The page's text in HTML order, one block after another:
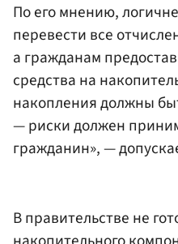
По его мнению,
перевести все
а гражданам
средства на
накопления должны
— риски должен
гражданин», —
В правительстве не